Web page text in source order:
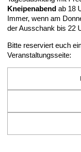
Fr:
13.00 - 19.00
Sa:
Geschlossen
Kneipenabend ab 18
Immer, wenn am
der Ausschank bis 22
Bitte reserviert euch
Veranstaltungsseite: